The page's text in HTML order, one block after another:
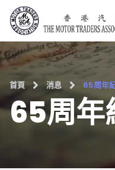
Skip
content
首頁 消息 65周年
65周年